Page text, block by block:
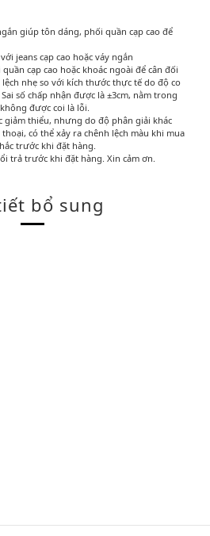
giúp tôn dáng, phối quần cạp cao để
jeans cạp cao hoặc váy ngắn
cạp cao hoặc khoác ngoài để cân đối
nhẹ so với kích thước thực tế do độ co
số chấp nhận được là ±3cm, nằm trong
được coi là lỗi.
giảm thiểu, nhưng do độ phân giải khác
có thể xảy ra chênh lệch màu khi mua
trước khi đặt hàng.
trả trước khi đặt hàng. Xin cảm ơn.
bổ sung